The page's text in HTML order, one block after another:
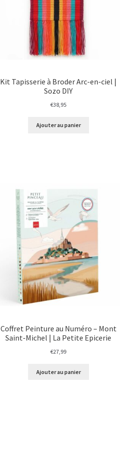
Kit Tapisserie à Broder Arc-en-ciel |
Sozo DIY
€38,95
Ajouter au panier
Coffret Peinture au Numéro – Mont
Saint-Michel | La Petite Epicerie
€27,99
Ajouter au panier